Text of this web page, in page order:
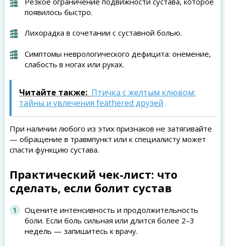
появилось быстро.
Лихорадка в сочетании с суставной болью.
Симптомы неврологического дефицита: онемение,
слабость в ногах или руках.
Читайте также: Птичка с желтым клювом:
тайны и увлечения feathered друзей
При наличии любого из этих признаков не затягивайте
— обращение в травмпункт или к специалисту может
спасти функцию сустава.
Практический чек-лист: что
сделать, если болит сустав
Оцените интенсивность и продолжительность
боли. Если боль сильная или длится более 2–3
недель — запишитесь к врачу.